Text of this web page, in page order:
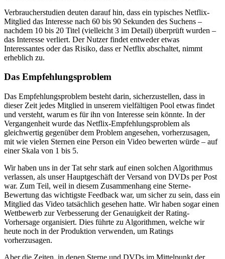
Verbraucherstudien deuten darauf hin, dass ein typisches Netflix-
Mitglied das Interesse nach 60 bis 90 Sekunden des Suchens –
nachdem 10 bis 20 Titel (vielleicht 3 im Detail) überprüft wurden –
das Interesse verliert. Der Nutzer findet entweder etwas
Interessantes oder das Risiko, dass er Netflix abschaltet, nimmt
erheblich zu.
Das Empfehlungsproblem
Das Empfehlungsproblem besteht darin, sicherzustellen, dass in
dieser Zeit jedes Mitglied in unserem vielfältigen Pool etwas findet
und versteht, warum es für ihn von Interesse sein könnte. In der
Vergangenheit wurde das Netflix-Empfehlungsproblem als
gleichwertig gegenüber dem Problem angesehen, vorherzusagen,
mit wie vielen Sternen eine Person ein Video bewerten würde – auf
einer Skala von 1 bis 5.
Wir haben uns in der Tat sehr stark auf einen solchen Algorithmus
verlassen, als unser Hauptgeschäft der Versand von DVDs per Post
war. Zum Teil, weil in diesem Zusammenhang eine Sterne-
Bewertung das wichtigste Feedback war, um sicher zu sein, dass ein
Mitglied das Video tatsächlich gesehen hatte. Wir haben sogar einen
Wettbewerb zur Verbesserung der Genauigkeit der Rating-
Vorhersage organisiert. Dies führte zu Algorithmen, welche wir
heute noch in der Produktion verwenden, um Ratings
vorherzusagen.